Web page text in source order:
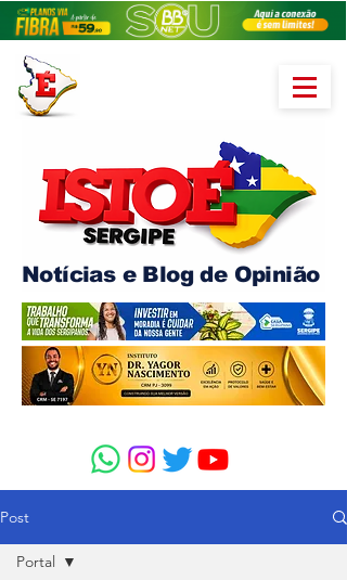
Notícias e Blog de Opinião
Post
Portal